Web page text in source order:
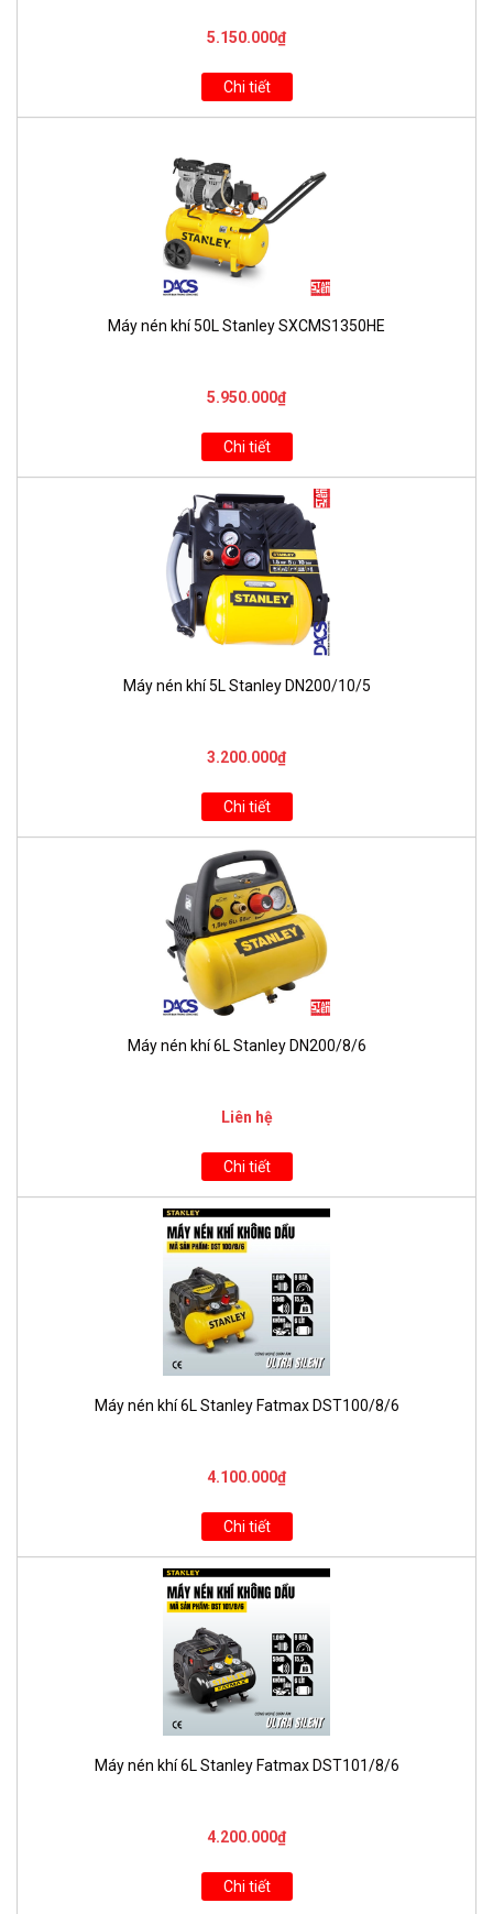
5.150.000₫
Chi tiết
Máy nén khí 50L Stanley SXCMS1350HE
5.950.000₫
Chi tiết
Máy nén khí 5L Stanley DN200/10/5
3.200.000₫
Chi tiết
Máy nén khí 6L Stanley DN200/8/6
Liên hệ
Chi tiết
Máy nén khí 6L Stanley Fatmax DST100/8/6
4.100.000₫
Chi tiết
Máy nén khí 6L Stanley Fatmax DST101/8/6
4.200.000₫
Chi tiết